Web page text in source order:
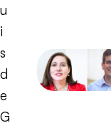
u
i
s
d
e
G